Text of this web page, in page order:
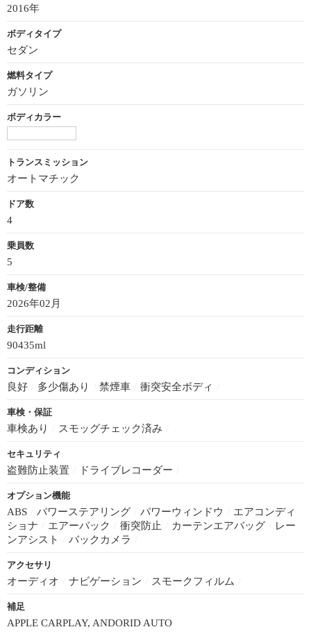
2016年
ボディタイプ
セダン
燃料タイプ
ガソリン
ボディカラー
トランスミッション
オートマチック
ドア数
4
乗員数
5
車検/整備
2026年02月
走行距離
90435ml
コンディション
良好 多少傷あり 禁煙車 衝突安全ボディ
車検・保証
車検あり スモッグチェック済み
セキュリティ
盗難防止装置 ドライブレコーダー
オプション機能
ABS パワーステアリング パワーウィンドウ
エアコンディ
ショナ
エアーバック 衝突防止 カーテンエアバッグ
レー
ンアシスト
バックカメラ
アクセサリ
オーディオ ナビゲーション スモークフィルム
補足
APPLE CARPLAY, ANDORID AUTO